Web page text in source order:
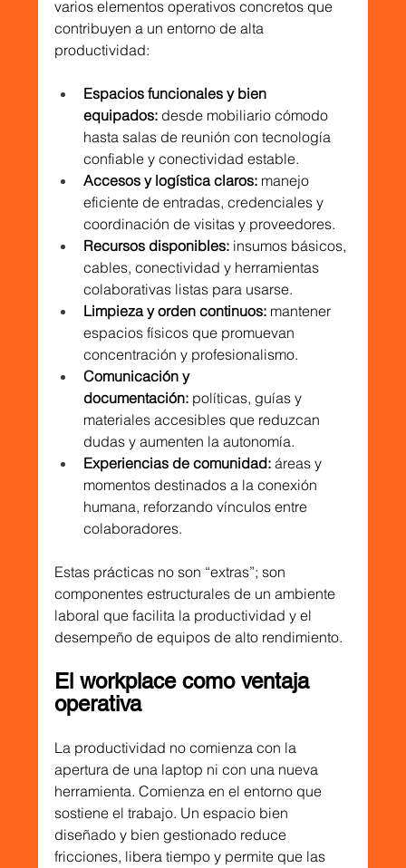
varios elementos operativos concretos que
contribuyen a un entorno de alta
productividad:
Espacios funcionales y bien
equipados: desde mobiliario cómodo
hasta salas de reunión con tecnología
confiable y conectividad estable.
Accesos y logística claros: manejo
eficiente de entradas, credenciales y
coordinación de visitas y proveedores.
Recursos disponibles: insumos básicos,
cables, conectividad y herramientas
colaborativas listas para usarse.
Limpieza y orden continuos: mantener
espacios físicos que promuevan
concentración y profesionalismo.
Comunicación y
documentación: políticas, guías y
materiales accesibles que reduzcan
dudas y aumenten la autonomía.
Experiencias de comunidad: áreas y
momentos destinados a la conexión
humana, reforzando vínculos entre
colaboradores.
Estas prácticas no son “extras”; son
componentes estructurales de un ambiente
laboral que facilita la productividad y el
desempeño de equipos de alto rendimiento.
El workplace como ventaja
operativa
La productividad no comienza con la
apertura de una laptop ni con una nueva
herramienta. Comienza en el entorno que
sostiene el trabajo. Un espacio bien
diseñado y bien gestionado reduce
fricciones, libera tiempo y permite que las